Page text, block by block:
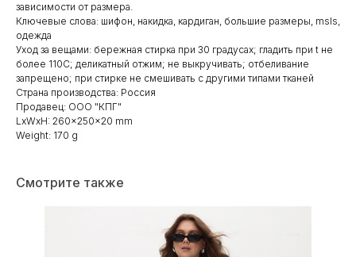
зависимости от размера.
Ключевые слова: шифон, накидка, кардиган, большие размеры, msls,
одежда
Уход за вещами: бережная стирка при 30 градусах; гладить при t не
более 110С; деликатный отжим; не выкручивать; отбеливание
запрещено; при стирке не смешивать с другими типами тканей
Страна производства: Россия
Продавец: ООО "КПГ"
LxWxH: 260x250x20 mm
Weight: 170 g
Смотрите также